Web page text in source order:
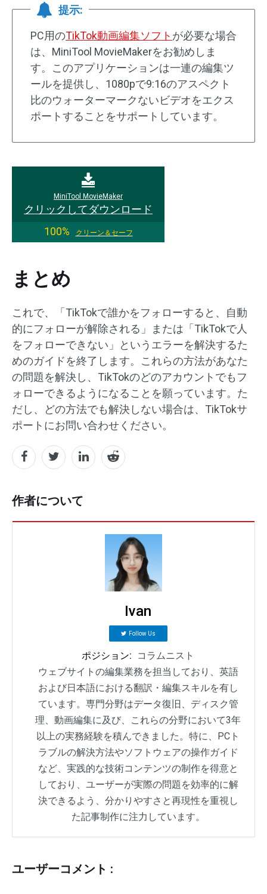
提示:
PC用のTikTok動画編集ソフト が必要な場合
は、MiniTool MovieMakerをお勧めしま
す。このアプリケーションは一連の編集ツ
ールを提供し、1080pで9:16のアスペクト
比のウォーターマークないビデオをエクス
ポートすることをサポートしています。
MiniTool MovieMaker
クリックしてダウンロード
100%
クリーン＆セーフ
まとめ
これで、「TikTokで誰かをフォローすると、自動
的にフォローが解除される」または「TikTokで人
をフォローできない」というエラーを解決するた
めのガイドを終了します。これらの方法があなた
の問題を解決し、TikTokのどのアカウントでもフ
ォローできるようになることを願っています。た
だし、どの方法でも解決しない場合は、TikTokサ
ポートにお問い合わせください。
作者について
Ivan
Follow Us
ポジション:
コラムニスト
ウェブサイトの編集業務を担当しており、英語
および日本語における翻訳・編集スキルを有し
ています。専門分野はデータ復旧、ディスク管
理、動画編集に及び、これらの分野において3年
以上の実務経験を積んできました。特に、PCト
ラブルの解決方法やソフトウェアの操作ガイド
など、実践的な技術コンテンツの制作を得意と
しており、ユーザーが実際の問題を効率的に解
決できるよう、分かりやすさと再現性を重視し
た記事制作に注力しています。
ユーザーコメント :